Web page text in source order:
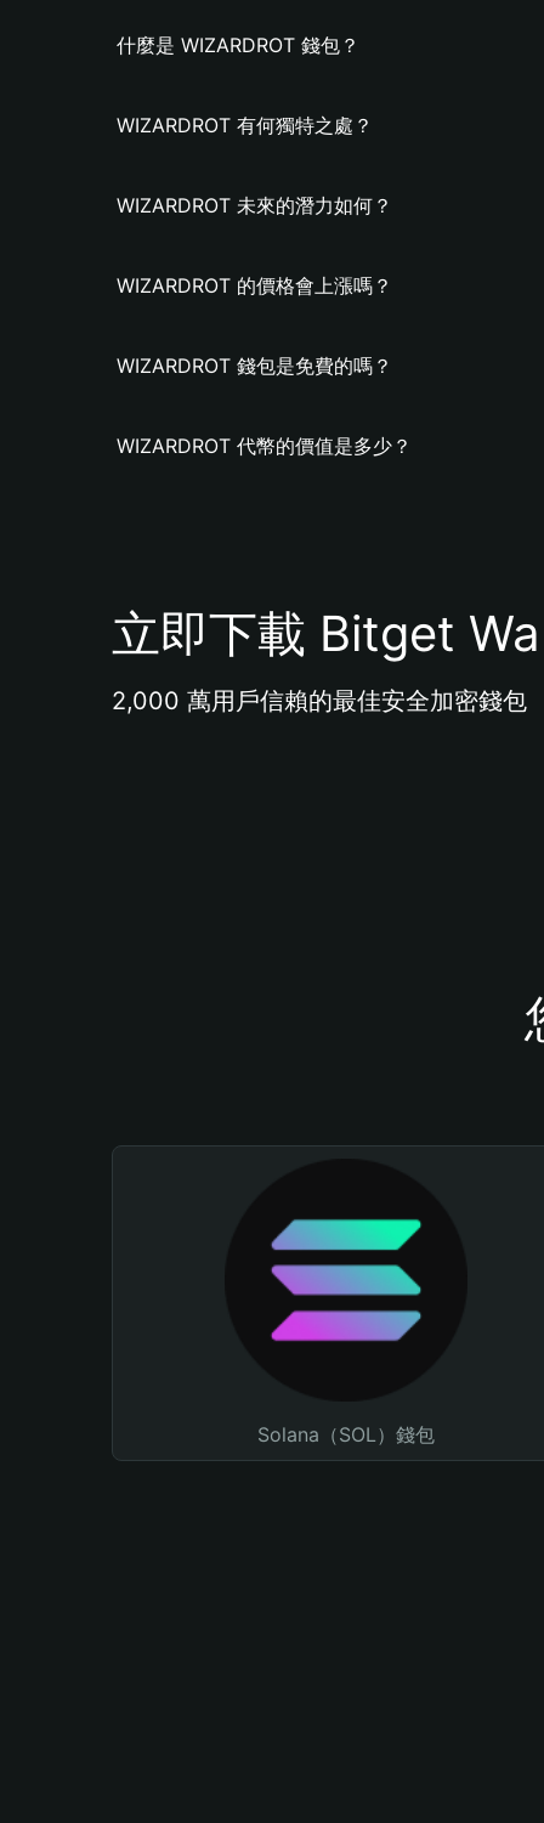
什麼是 WIZARDROT 錢包？
WIZARDROT 有何獨特之處？
WIZARDROT 未來的潛力如何？
WIZARDROT 的價格會上漲嗎？
WIZARDROT 錢包是免費的嗎？
WIZARDROT 代幣的價值是多少？
立即下載 Bitget
2,000 萬用戶信賴的最佳安全加密錢包
Solana（SOL）錢包